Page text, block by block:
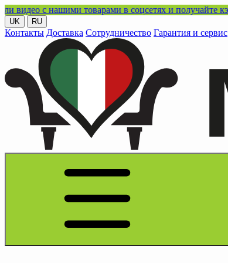
нашими товарами в соцсетях и получайте кэшбэк!
UK RU
Контакты Доставка Сотрудничество Гарантия и сервис